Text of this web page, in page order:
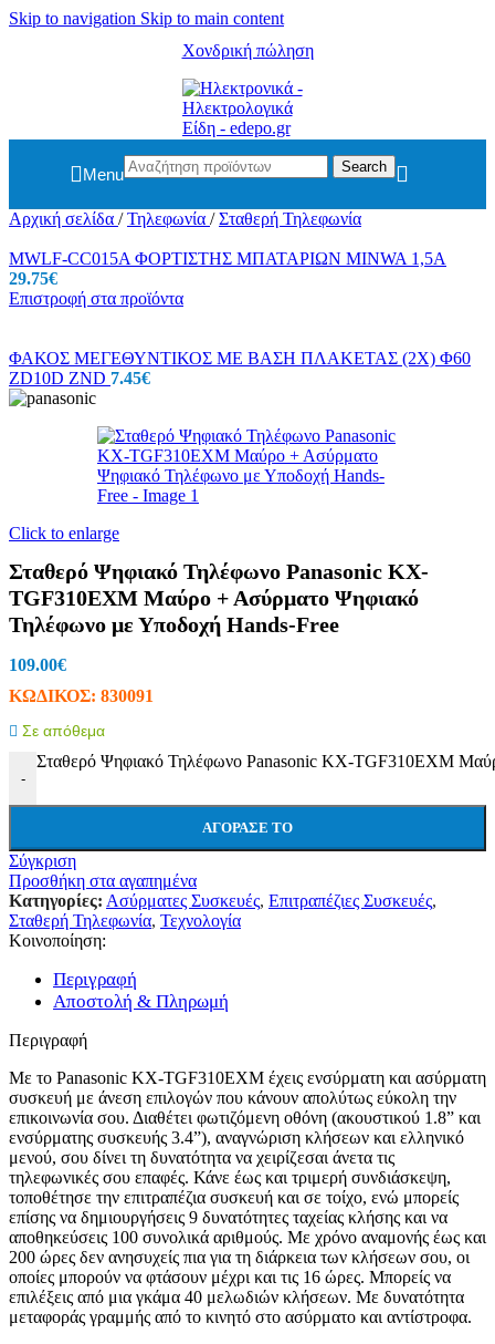
Skip to navigation Skip to main content
Χονδρική πώληση
Menu Search
Αρχική σελίδα / Τηλεφωνία / Σταθερή Τηλεφωνία
MWLF-CC015A ΦΟΡΤΙΣΤΗΣ ΜΠΑΤΑΡΙΩΝ MINWA 1,5A
29.75€
Επιστροφή στα προϊόντα
ΦΑΚΟΣ ΜΕΓΕΘΥΝΤΙΚΟΣ ΜΕ BΑΣΗ ΠΛΑΚΕΤΑΣ (2X) Φ60
ZD10D ZND 7.45€
Click to enlarge
Σταθερό Ψηφιακό Τηλέφωνο Panasonic KX-
TGF310EXM Μαύρο + Ασύρματο Ψηφιακό
Τηλέφωνο με Υποδοχή Hands-Free
109.00€
ΚΩΔΙΚΟΣ: 830091
Σε απόθεμα
-
Σταθερό Ψηφιακό Τηλέφωνο Panasonic KX-TGF310EXM
ΑΓΌΡΑΣΕ ΤΟ
Σύγκριση
Προσθήκη στα αγαπημένα
Κατηγορίες: Ασύρματες Συσκευές, Επιτραπέζιες Συσκευές,
Σταθερή Τηλεφωνία, Τεχνολογία
Κοινοποίηση:
Περιγραφή
Αποστολή & Πληρωμή
Περιγραφή
Με το Panasonic ΚΧ-TGF310EXM έχεις ενσύρματη και ασύρματη
συσκευή με άνεση επιλογών που κάνουν απολύτως εύκολη την
επικοινωνία σου. Διαθέτει φωτιζόμενη οθόνη (ακουστικού 1.8” και
ενσύρματης συσκευής 3.4”), αναγνώριση κλήσεων και ελληνικό
μενού, σου δίνει τη δυνατότητα να χειρίζεσαι άνετα τις
τηλεφωνικές σου επαφές. Κάνε έως και τριμερή συνδιάσκεψη,
τοποθέτησε την επιτραπέζια συσκευή και σε τοίχο, ενώ μπορείς
επίσης να δημιουργήσεις 9 δυνατότητες ταχείας κλήσης και να
αποθηκεύσεις 100 συνολικά αριθμούς. Με χρόνο αναμονής έως και
200 ώρες δεν ανησυχείς πια για τη διάρκεια των κλήσεων σου, οι
οποίες μπορούν να φτάσουν μέχρι και τις 16 ώρες. Μπορείς να
επιλέξεις από μια γκάμα 40 μελωδιών κλήσεων. Με δυνατότητα
μεταφοράς γραμμής από το κινητό στο ασύρματο και αντίστροφα.